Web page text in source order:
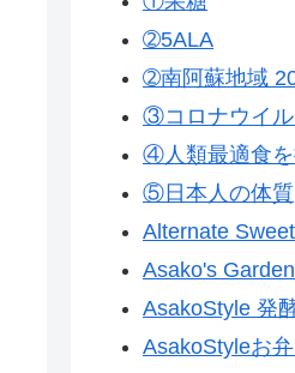
➁5ALA
➁南阿蘇地域
③コロナウイル
④人類最適食を
⑤日本人の体質
Alternate
Asako's Garden
AsakoStyle 発
AsakoStyleお